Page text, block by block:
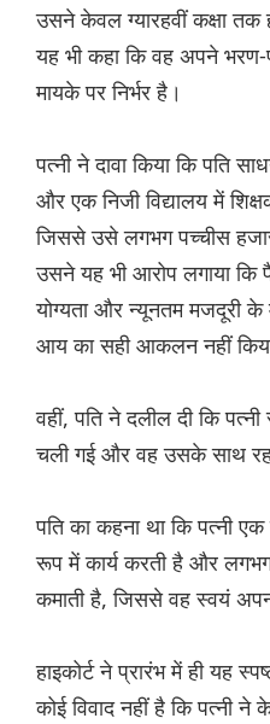
उसने केवल ग्यारहवीं कक्षा तक
यह भी कहा कि वह अपने
मायके पर निर्भर है।
पत्नी ने दावा किया कि पति
और एक निजी विद्यालय में
जिससे उसे लगभग पच्चीस
उसने यह भी आरोप लगाया कि
योग्यता और न्यूनतम मजदूरी
आय का सही आकलन नहीं
वहीं, पति ने दलील दी कि
चली गई और वह उसके साथ
पति का कहना था कि पत्नी एक
रूप में कार्य करती है और
कमाती है, जिससे वह स्वयं
हाइकोर्ट ने प्रारंभ में ही यह
कोई विवाद नहीं है कि पत्नी ने